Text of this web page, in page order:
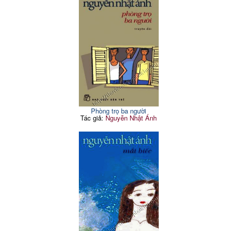
Phòng trọ ba người
Tác giả: Nguyễn Nhật Ánh